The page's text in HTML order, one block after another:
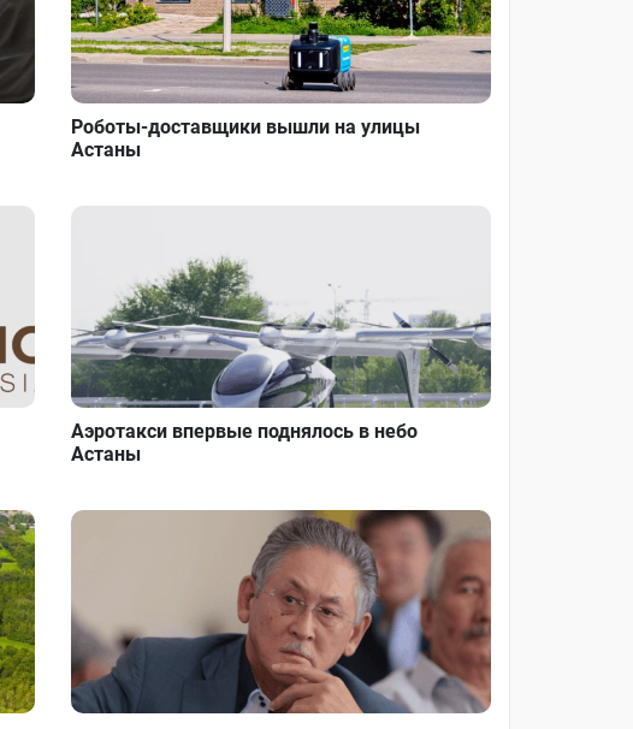
Роботы-доставщики вышли на улицы
Астаны
Аэротакси впервые поднялось в небо
Астаны